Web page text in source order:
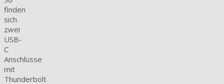
finden
sich
zwei
USB-
C
Anschlüsse
mit
Thunderbolt